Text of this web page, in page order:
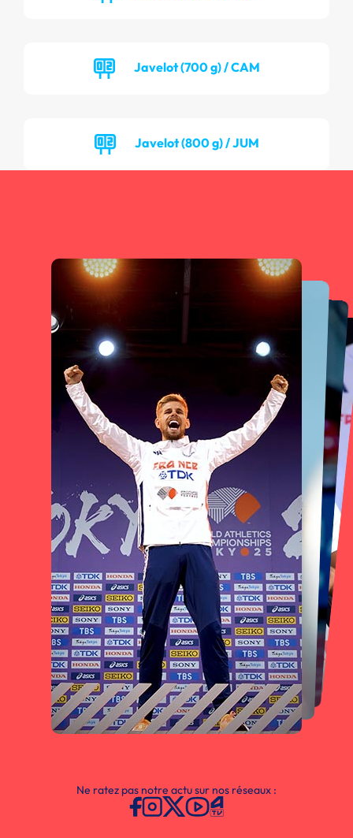
Javelot (700 g) / CAM
Javelot (800 g) / JUM
Ne ratez pas notre actu sur nos réseaux :